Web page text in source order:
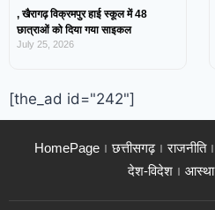
, खैरागढ़ विक्रमपुर हाई स्कूल में 48
छात्राओं को दिया गया साइकल
July 25, 2026
[the_ad id="242"]
HomePage छत्तीसगढ़ राजनीति
देश-विदेश
आस्था